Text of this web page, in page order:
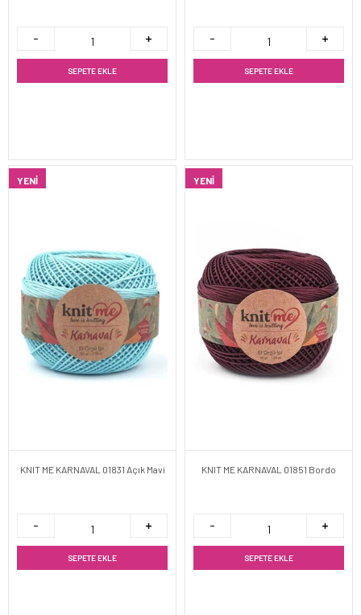
SEPETE EKLE SEPETE EKLE
YENI
KNIT ME KARNAVAL 01831 Açık Mavi
SEPETE EKLE
YENI
KNIT ME KARNAVAL 01851 Bordo
SEPETE EKLE